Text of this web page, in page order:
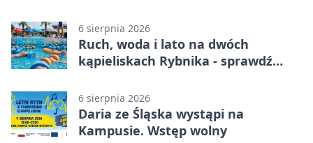
6 sierpnia 2026
Ruch, woda i lato na dwóch
kąpieliskach Rybnika - sprawdź
6 sierpnia 2026
Daria ze Śląska wystąpi na
Kampusie. Wstęp wolny